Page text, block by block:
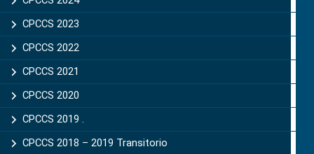
CPCCS 2023
CPCCS 2022
CPCCS 2021
CPCCS 2020
CPCCS 2019 .
CPCCS 2018 – 2019 Transitorio